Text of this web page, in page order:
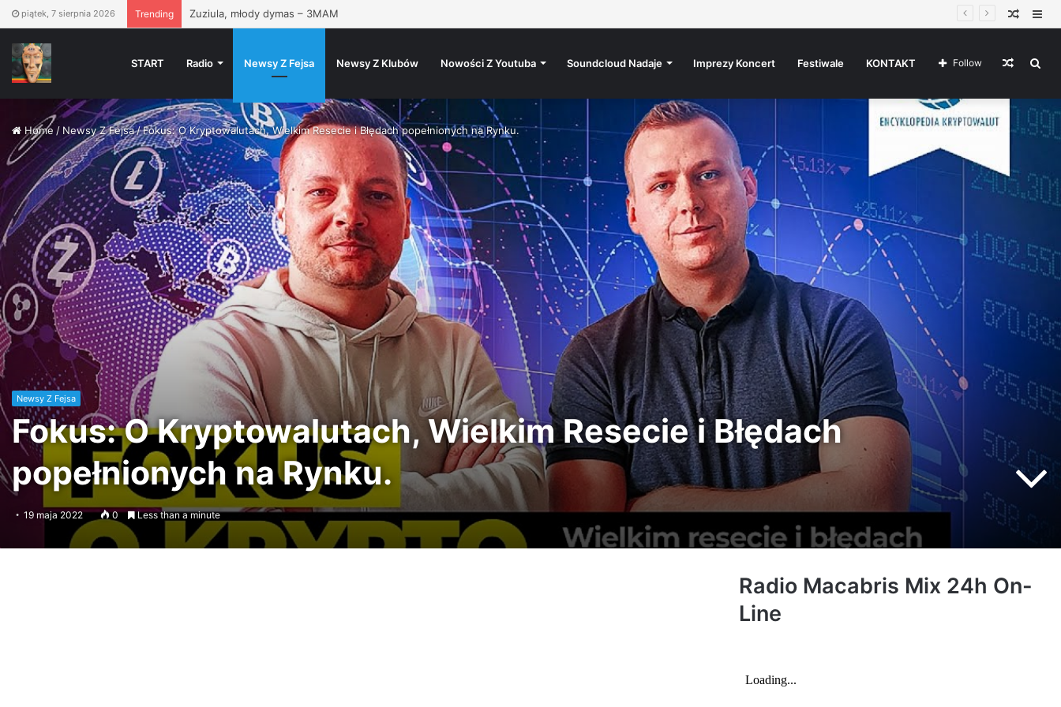
piątek, 7 sierpnia 2026 Trending Blaster ★★ Free Download ★★ Random
START Radio Newsy Z Fejsa Newsy Z Klubów Nowości Z Youtuba Soundcloud Nadaje Imprezy Koncert Festiwale KONTAKT
for
Random
Article
Follow
Home / Newsy Z Fejsa/Fokus: O Kryptowalutach, Wielkim Resecie i Błędach popełnionych na Rynku.
Newsy Z Fejsa
Fokus: O Kryptowalutach, Wielkim Resecie i Błędach
popełnionych na Rynku.
19 maja 2022 0 Less than a minute
Radio Macabris Mix 24h On-
Line